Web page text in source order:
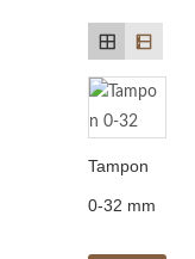
Tampon
0-32 mm